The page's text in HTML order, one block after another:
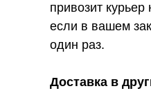
привозит
если в вашем
один раз.
Доставка в